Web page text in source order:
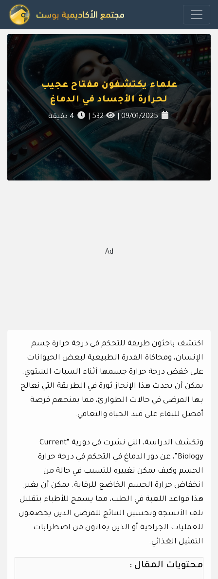
علماء يكتشفون مفتاح عجيب
لحرارة الأجساد في الدماغ
09/01/2025
|
532
4 دقيقة
Ad
اكتشف باحثون طريقة للتحكم في درجة حرارة جسم
الإنسان، ومحاكاة القدرة الطبيعية لبعض الحيوانات
على خفض درجة حرارة جسمها أثناء السبات الشتوي.
يمكن أن يحدث هذا الإنجاز ثورة في الطريقة التي نعالج
بها المرضى في حالات الطوارئ، مما يمنحهم فرصة
أفضل للبقاء على قيد الحياة والتعافي.
وتكشف الدراسة، التي نشرت في دورية “Current
Biology”، عن دور الدماغ في التحكم في درجة حرارة
الجسم وكيف يمكن تغييره للتسبب في حالة من
انخفاض حرارة الجسم الخاضع للرقابة. يمكن أن يغير
هذا قواعد اللعبة في الطب، مما يسمح للأطباء بتقليل
تلف الأنسجة وتحسين النتائج للمرضى الذين يخضعون
للعمليات الجراحية أو الذين يعانون من اضطرابات
التمثيل الغذائي.
محتويات المقال :